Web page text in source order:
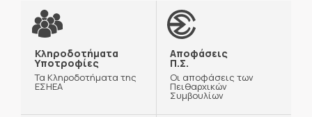
Κληροδοτήματα
Υποτροφίες
Τα Κληροδοτήματα της
ΕΣΗΕΑ
Αποφάσεις
Π.Σ.
Οι αποφάσεις των
Πειθαρχικών
Συμβουλίων